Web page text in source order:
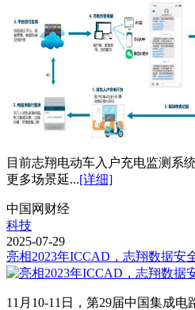
目前志翔电动车入户充电监测系
更多场景延...[详细]
中国网财经
科技
2025-07-29
亮相2023年ICCAD，志翔数据安
11月10-11日，第29届中国集成